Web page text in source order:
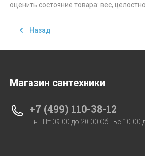
оценить состояние товара: вес,
Назад
Магазин сантехники
+7 (499) 110-38-12
Пн - Пт 09-00 до 20-00 Сб - Вс 10-00